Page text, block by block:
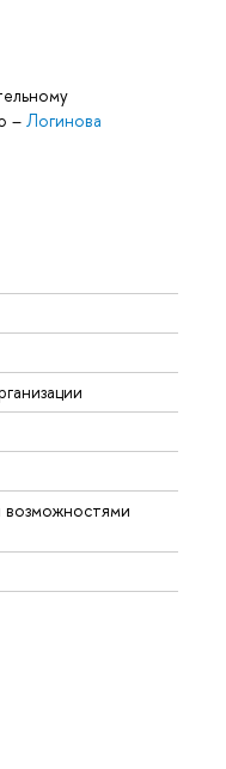
– Логинова